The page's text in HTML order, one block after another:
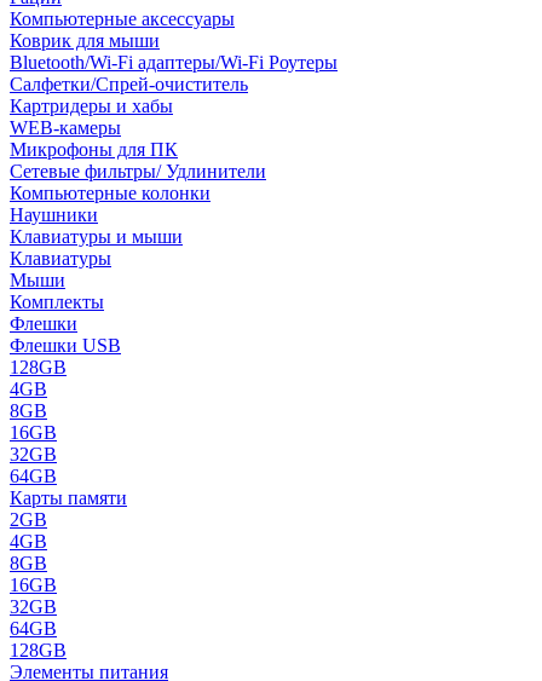
Компьютерные аксессуары
Коврик для мыши
Bluetooth/Wi-Fi адаптеры/Wi-Fi Роутеры
Салфетки/Спрей-очиститель
Картридеры и хабы
WEB-камеры
Микрофоны для ПК
Сетевые фильтры/ Удлинители
Компьютерные колонки
Наушники
Клавиатуры и мыши
Клавиатуры
Мыши
Комплекты
Флешки
Флешки USB
128GB
4GB
8GB
16GB
32GB
64GB
Карты памяти
2GB
4GB
8GB
16GB
32GB
64GB
128GB
Элементы питания